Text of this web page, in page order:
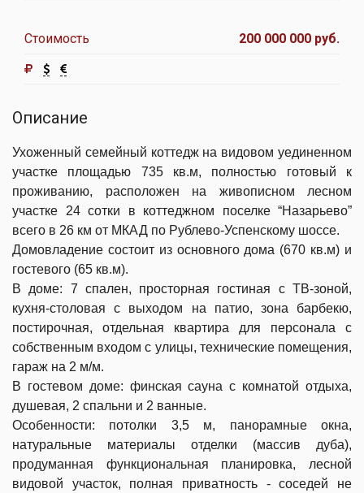
Стоимость 200 000 000 руб.
Описание
Ухоженный семейный коттедж на видовом уединенном
участке площадью 735 кв.м, полностью готовый к
проживанию, расположен на живописном лесном
участке 24 сотки в коттеджном поселке “Назарьево”
всего в 26 км от МКАД по Рублево-Успенскому шоссе.
Домовладение состоит из основного дома (670 кв.м) и
гостевого (65 кв.м).
В доме: 7 спален, просторная гостиная с ТВ-зоной,
кухня-столовая с выходом на патио, зона барбекю,
постирочная, отдельная квартира для персонала с
собственным входом с улицы, технические помещения,
гараж на 2 м/м.
В гостевом доме: финская сауна с комнатой отдыха,
душевая, 2 спальни и 2 ванные.
Особенности: потолки 3,5 м, панорамные окна,
натуральные материалы отделки (массив дуба),
продуманная функциональная планировка, лесной
видовой участок, полная приватность - соседей не